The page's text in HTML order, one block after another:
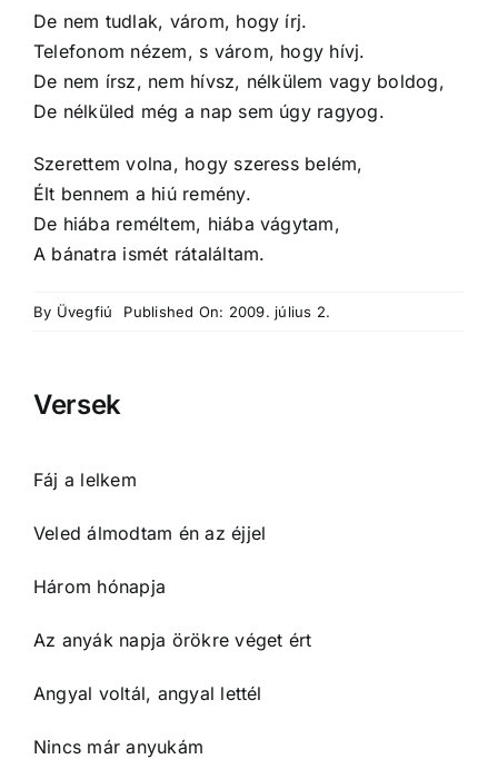
De nem tudlak, várom, hogy írj.
Telefonom nézem, s várom, hogy hívj.
De nem írsz, nem hívsz, nélkülem vagy boldog,
De nélküled még a nap sem úgy ragyog.
Szerettem volna, hogy szeress belém,
Élt bennem a hiú remény.
De hiába reméltem, hiába vágytam,
A bánatra ismét rátaláltam.
By Üvegfiú Published On: 2009. július 2.
Versek
Fáj a lelkem
Veled álmodtam én az éjjel
Három hónapja
Az anyák napja örökre véget ért
Angyal voltál, angyal lettél
Nincs már anyukám